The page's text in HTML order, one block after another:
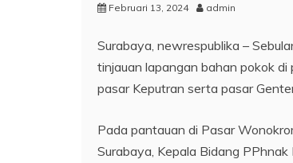
Februari 13, 2024 admin
Surabaya, newrespublika –
tinjauan lapangan bahan pokok
pasar Keputran serta pasar
Pada pantauan di Pasar
Surabaya, Kepala Bidang